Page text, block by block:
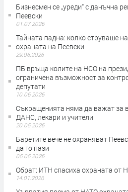
Бизнесмен се „уреди“ с данъчна
Пеевски
01.07.2026
Тайната падна: колко струваше
охраната на Пеевски
29.06.2026
ПБ връща колите на НСО на
ограничена възможност за
депутати
10.06.2026
Съкращенията няма да важат за
ДАНС, лекари и учители
20.05.2026
Баретите вече не охраняват
да го пази
05.05.2026
Обрат: ИТН спасиха охраната от
14.01.2026